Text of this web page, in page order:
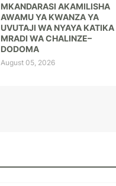
MKANDARASI AKAMILISHA
AWAMU YA KWANZA YA
UVUTAJI WA NYAYA KATIKA
MRADI WA CHALINZE–
DODOMA
August 05, 2026